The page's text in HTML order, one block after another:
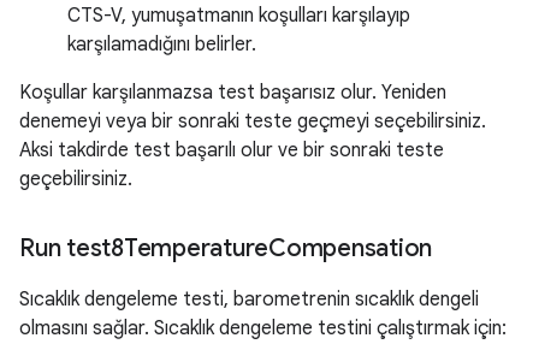
CTS-V, yumuşatmanın koşulları karşılayıp
karşılamadığını belirler.
Koşullar karşılanmazsa test başarısız olur. Yeniden
denemeyi veya bir sonraki teste geçmeyi seçebilirsiniz.
Aksi takdirde test başarılı olur ve bir sonraki teste
geçebilirsiniz.
Run test8TemperatureCompensation
Sıcaklık dengeleme testi, barometrenin sıcaklık dengeli
olmasını sağlar. Sıcaklık dengeleme testini çalıştırmak için: